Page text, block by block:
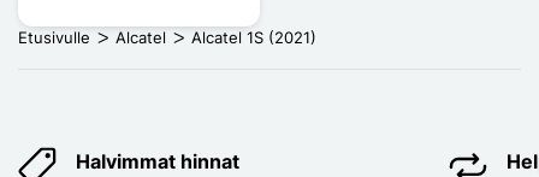
Etusivulle Alcatel Alcatel 1S (2021)
Halvimmat hinnat